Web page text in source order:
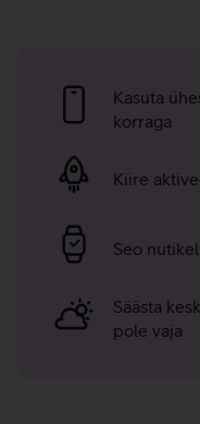
Kasuta
korraga
Kiire
Seo
Säästa
pole vaja